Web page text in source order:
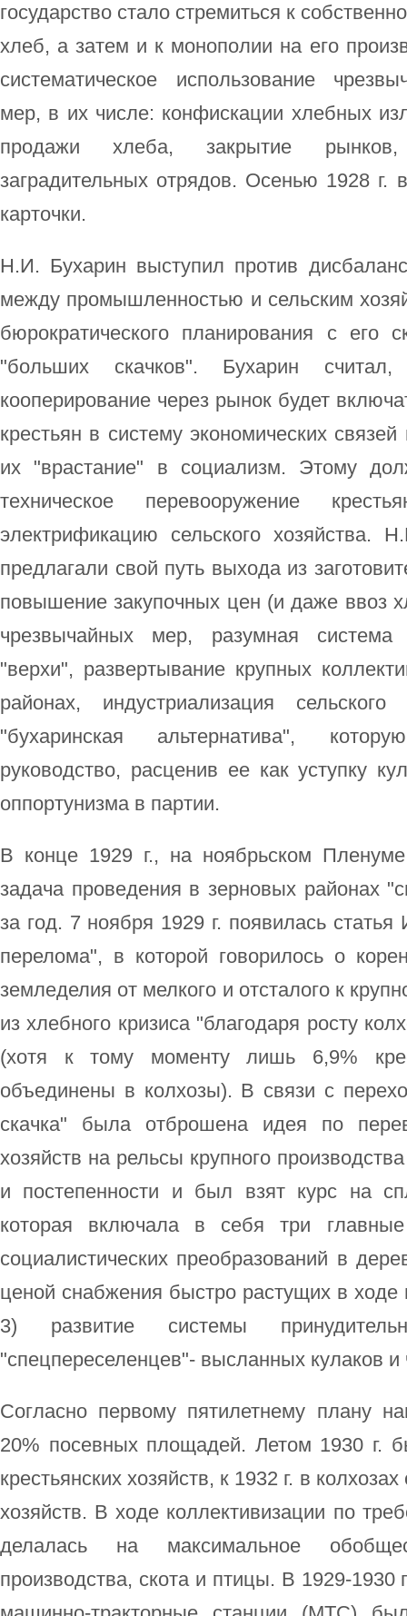
государство стало стремиться к
хлеб, а затем и к монополии на его
систематическое использование
мер, в их числе: конфискации хлебных
продажи хлеба, закрытие рынков,
заградительных отрядов. Осенью 1928 г.
карточки.
Н.И. Бухарин выступил против
между промышленностью и сельским
бюрократического планирования с его
"больших скачков". Бухарин
кооперирование через рынок будет
крестьян в систему экономических
их "врастание" в социализм. Этому
техническое перевооружение
электрификацию сельского
предлагали свой путь выхода из
повышение закупочных цен (и даже ввоз
чрезвычайных мер, разумная система
"верхи", развертывание крупных
районах, индустриализация
"бухаринская альтернатива",
руководство, расценив ее как уступку
оппортунизма в партии.
В конце 1929 г., на ноябрьском
задача проведения в зерновых районах
за год. 7 ноября 1929 г. появилась
перелома", в которой говорилось о
земледелия от мелкого и отсталого к
из хлебного кризиса "благодаря росту
(хотя к тому моменту лишь 6,9%
объединены в колхозы). В связи с
скачка" была отброшена идея по
хозяйств на рельсы крупного
и постепенности и был взят курс на
которая включала в себя три
социалистических преобразований в
ценой снабжения быстро растущих в ходе
3) развитие системы
"спецпереселенцев"- высланных кулаков
Согласно первому пятилетнему плану
20% посевных площадей. Летом 1930 г.
крестьянских хозяйств, к 1932 г. в
хозяйств. В ходе коллективизации по
делалась на максимальное
производства, скота и птицы. В 1929-1930